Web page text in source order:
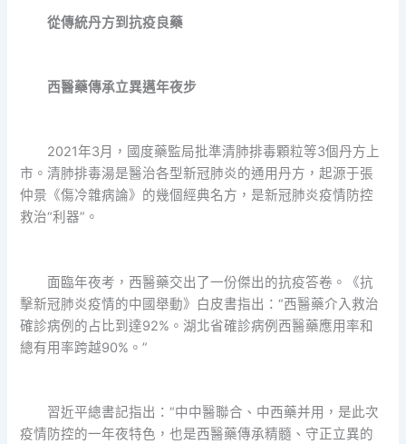
從傳統丹方到抗疫良藥
西醫藥傳承立異邁年夜步
2021年3月，國度藥監局批準清肺排毒顆粒等3個丹方上
市。清肺排毒湯是醫治各型新冠肺炎的通用丹方，起源于張
仲景《傷冷雜病論》的幾個經典名方，是新冠肺炎疫情防控
救治“利器”。
面臨年夜考，西醫藥交出了一份傑出的抗疫答卷。《抗
擊新冠肺炎疫情的中國舉動》白皮書指出：“西醫藥介入救治
確診病例的占比到達92%。湖北省確診病例西醫藥應用率和
總有用率跨越90%。”
習近平總書記指出：“中中醫聯合、中西藥并用，是此次
疫情防控的一年夜特色，也是西醫藥傳承精髓、守正立異的